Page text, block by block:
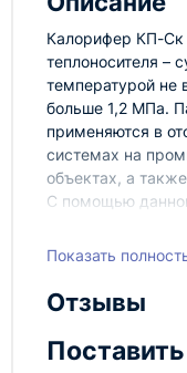
Калорифер КП-Ск
теплоносителя –
температурой не
больше 1,2 МПа.
применяются в
системах на
объектах, а
С помощью
окружающего
оборудован
теплоотдающих
стальных труб со
алюминиевым
Показать
Отзывы